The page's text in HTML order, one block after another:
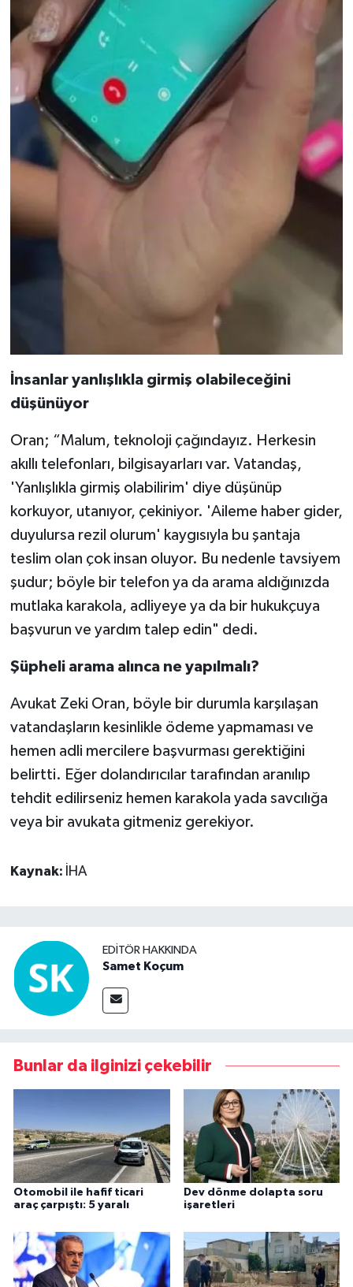
İnsanlar yanlışlıkla girmiş olabileceğini
düşünüyor
Oran; “Malum, teknoloji çağındayız. Herkesin
akıllı telefonları, bilgisayarları var. Vatandaş,
'Yanlışlıkla girmiş olabilirim' diye düşünüp
korkuyor, utanıyor, çekiniyor. 'Aileme haber gider,
duyulursa rezil olurum' kaygısıyla bu şantaja
teslim olan çok insan oluyor. Bu nedenle tavsiyem
şudur; böyle bir telefon ya da arama aldığınızda
mutlaka karakola, adliyeye ya da bir hukukçuya
başvurun ve yardım talep edin" dedi.
Şüpheli arama alınca ne yapılmalı?
Avukat Zeki Oran, böyle bir durumla karşılaşan
vatandaşların kesinlikle ödeme yapmaması ve
hemen adli mercilere başvurması gerektiğini
belirtti. Eğer dolandırıcılar tarafından aranılıp
tehdit edilirseniz hemen karakola yada savcılığa
veya bir avukata gitmeniz gerekiyor.
Kaynak: İHA
EDITÖR HAKKINDA
Samet Koçum
Bunlar da ilginizi çekebilir
Otomobil ile hafif ticari
araç çarpıştı: 5 yaralı
Dev dönme dolapta soru
işaretleri